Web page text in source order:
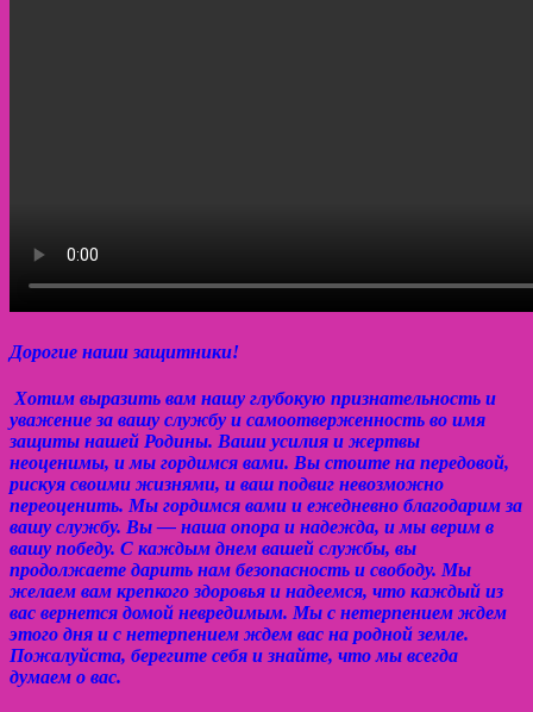
Дорогие наши защитники!
Хотим выразить вам нашу глубокую признательность и
уважение за вашу службу и самоотверженность во имя
защиты нашей Родины. Ваши усилия и жертвы
неоценимы, и мы гордимся вами. Вы стоите на передовой,
рискуя своими жизнями, и ваш подвиг невозможно
переоценить. Мы гордимся вами и ежедневно благодарим за
вашу службу. Вы — наша опора и надежда, и мы верим в
вашу победу. С каждым днем вашей службы, вы
продолжаете дарить нам безопасность и свободу. Мы
желаем вам крепкого здоровья и надеемся, что каждый из
вас вернется домой невредимым. Мы с нетерпением ждем
этого дня и с нетерпением ждем вас на родной земле.
Пожалуйста, берегите себя и знайте, что мы всегда
думаем о вас.